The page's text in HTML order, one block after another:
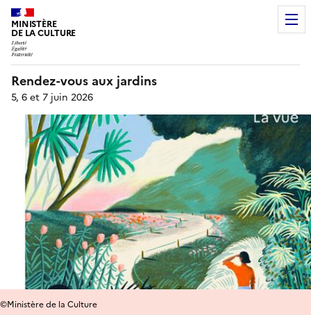
MINISTÈRE
DE LA CULTURE
Rendez-vous aux jardins
5, 6 et 7 juin 2026
©Ministère de la Culture